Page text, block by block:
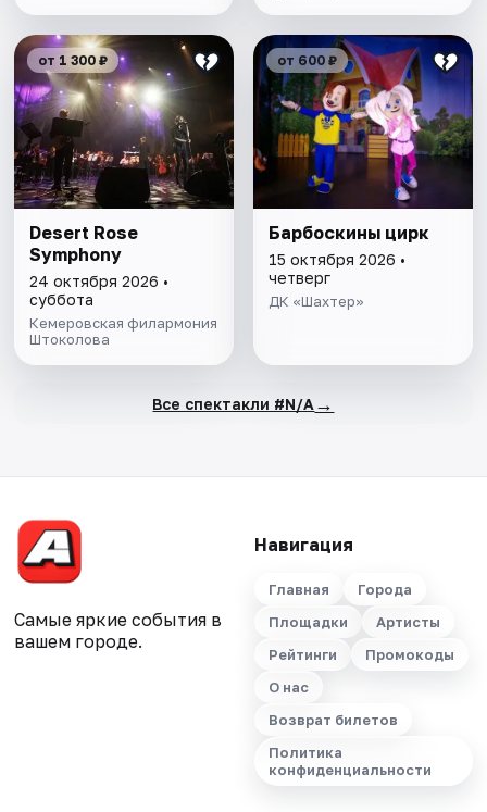
от 1 300 ₽
Desert Rose
Symphony
24 октября 2026 •
суббота
Кемеровская филармония
Штоколова
от 600 ₽
Барбоскины цирк
15 октября 2026 •
четверг
ДК «Шахтер»
Все спектакли #N/A →
Самые яркие события в
вашем городе.
Навигация
Главная
Города
Площадки
Артисты
Рейтинги
Промокоды
О нас
Возврат билетов
Политика
конфиденциальности